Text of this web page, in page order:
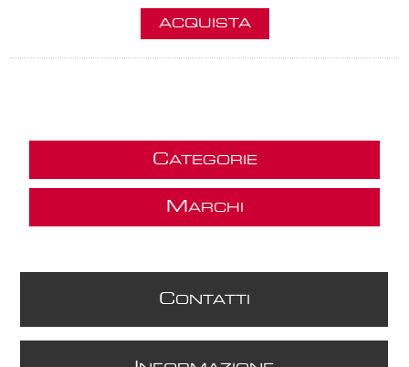
ACQUISTA
CATEGORIE
M ARCHI
CONTATTI